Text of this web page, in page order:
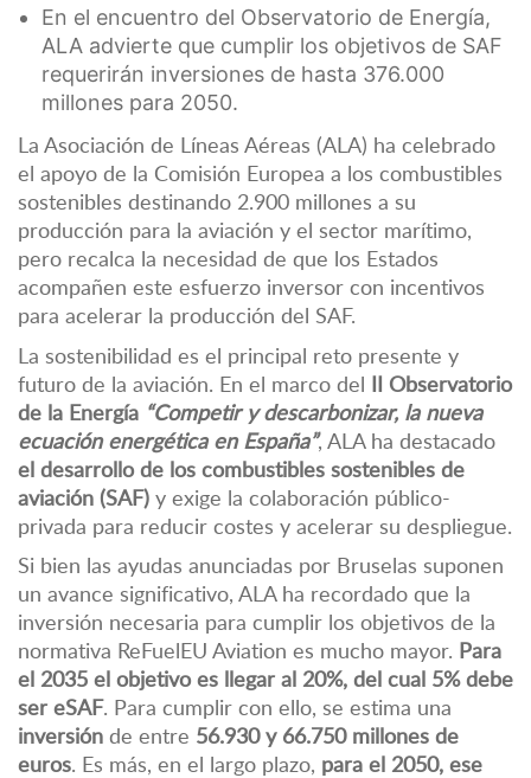
En el encuentro del Observatorio de Energía,
ALA advierte que cumplir los objetivos de SAF
requerirán inversiones de hasta 376.000
millones para 2050.
La Asociación de Líneas Aéreas (ALA) ha celebrado
el apoyo de la Comisión Europea a los combustibles
sostenibles destinando 2.900 millones a su
producción para la aviación y el sector marítimo,
pero recalca la necesidad de que los Estados
acompañen este esfuerzo inversor con incentivos
para acelerar la producción del SAF.
La sostenibilidad es el principal reto presente y
futuro de la aviación. En el marco del II Observatorio
de la Energía “Competir y descarbonizar, la nueva
ecuación energética en España”, ALA ha destacado
el desarrollo de los combustibles sostenibles de
aviación (SAF) y exige la colaboración público-
privada para reducir costes y acelerar su despliegue.
Si bien las ayudas anunciadas por Bruselas suponen
un avance significativo, ALA ha recordado que la
inversión necesaria para cumplir los objetivos de la
normativa ReFuelEU Aviation es mucho mayor. Para
el 2035 el objetivo es llegar al 20%, del cual 5% debe
ser eSAF. Para cumplir con ello, se estima una
inversión de entre 56.930 y 66.750 millones de
euros. Es más, en el largo plazo, para el 2050, ese